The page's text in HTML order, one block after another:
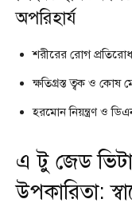
অপরিহার্য
শরীরের রোগ
ক্ষতিগ্রস্ত ত্বক ও কোষ
হরমোন নিয়ন্ত্রণ ও
এ টু জেড
উপকারিতা: